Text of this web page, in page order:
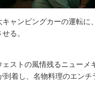
ャンピングカーの運転に
る。
ェストの風情残るニューメ
到着し、名物料理のエン